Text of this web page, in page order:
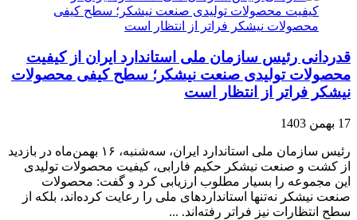
قدردانی رئیس سازمان ملی استاندارد ایران از کیفیت
محصولات تولیدی صنعت نیشکر؛ سطح کیفی محصولات
نیشکر فراتر از انتظار است
17 بهمن 1403
رئیس سازمان ملی استاندارد ایران، سه‌شنبه، ۱۶ بهمن‌ماه در بازدید
از کشت و صنعت نیشکر حکیم فارابی، کیفیت محصولات تولیدی
این مجموعه را بسیار مطلوب ارزیابی کرد و گفت: محصولات
صنعت نیشکر نه‌تنها استانداردهای ملی را رعایت کرده‌اند، بلکه از
سطح انتظارات نیز فراتر رفته‌اند. ...